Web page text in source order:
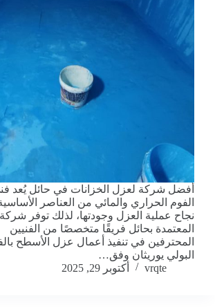
أفضل شركة لعزل الخزانات في حائل يُعد
الفوم الحراري والمائي من العناصر
نجاح عملية العزل وجودتها، لذلك توفر
المعتمدة بحائل فريقًا متخصصًا من الفنيين
المحترفين في تنفيذ أعمال عزل الأسطح
البولي يوريثان وفق…
vrqte
أكتوبر 29, 2025